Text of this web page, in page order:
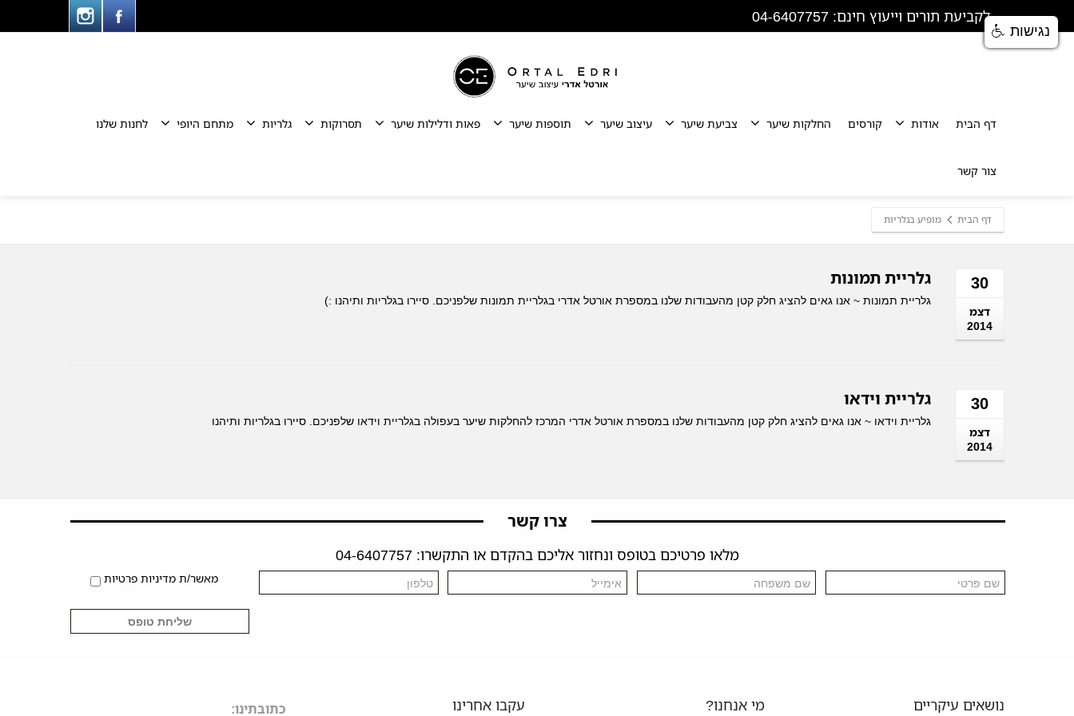
לקביעת תורים וייעוץ חינם: 04-6407757
דף הבית אודות קורסים החלקות שיער צביעת שיער עיצוב שיער תוספות שיער פאות ודלילות שיער תסרוקות גלריות מתחם היופי לחנות שלנו
צור קשר
מופיע בגלריות דף הבית
30
דצמ
2014
גלריית תמונות
גלריית תמונות ~ אנו גאים להציג חלק קטן מהעבודות שלנו במספרת אורטל אדרי בגלריית תמונות שלפניכם. סיירו בגלריות ותיהנו :)
30
דצמ
2014
גלריית וידאו
גלריית וידאו ~ אנו גאים להציג חלק קטן מהעבודות שלנו במספרת אורטל אדרי המרכז להחלקות שיער בעפולה בגלריית וידאו שלפניכם. סיירו בגלריות ותיהנו
צרו קשר
מלאו פרטיכם בטופס ונחזור אליכם בהקדם או התקשרו: 04-6407757
מאשר/ת מדיניות פרטיות
כתובתינו:
עקבו אחרינו מי אנחנו? נושאים עיקריים
נגישות